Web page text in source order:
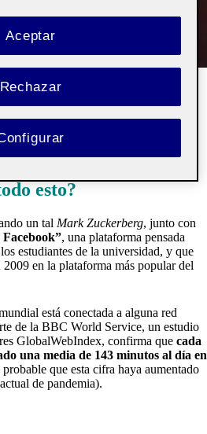
de
deInfojobs. Personalmente, nunca he
pero parece ser que si no formas
en un ser poco sociable,
esto?
un tal Mark Zuckerberg, junto con
Facebook”, una plataforma pensada
estudiantes de la universidad, y que
en la plataforma más popular del
está conectada a alguna red
de la BBC World Service, un estudio
GlobalWebIndex, confirma que cada
una media de 143 minutos al día en
que esta cifra haya aumentado
de pandemia).
Rechazar
Aceptar